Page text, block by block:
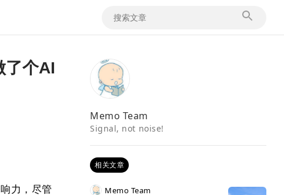
个AI
力，尽管
Memo Team
Signal, not noise!
相关文章
Memo Team